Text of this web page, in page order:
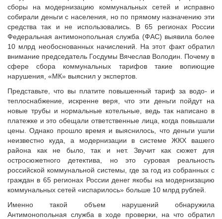
Конкурсы Совета
Семинары Совета
Издания Совета
Вопрос-ответ
ОКМО
Информационный бюллетень МСУ
НАСЕЛЕНИЕ И МСУ
ТОС
Лучшие практики ТОС
Исполнительная дирекция
Ревизионная комиссия
Палаты Совета
Комитеты Совета
Правление Совета
Обработка персональных данных
Партнеры Совета
Полезные ссылки
Инвестиционные порталы муниципальных образований
Контактная информация
НОВОСТИ
СМИ о нас
МЕТОДИЧЕСКИЙ РАЗДЕЛ
Опыт регионов
Методические материалы
Опыт муниципалитетов
сборы на модернизацию коммунальных сетей и исправно
собирали деньги с населения, но по прямому назначению эти
средства так и не использовались. В 65 регионах России
Федеральная антимонопольная служба (ФАС) выявила более
10 млрд необоснованных начислений. На этот факт обратил
внимание председатель Госдумы Вячеслав Володин. Почему в
сфере сбора коммунальных тарифов такие вопиющие
нарушения, «МК» выяснил у экспертов.
Представьте, что вы платите повышенный тариф за водо- и
теплоснабжение, искренне веря, что эти деньги пойдут на
новые трубы и нормальные котельные, ведь так написано в
платежке и это обещали ответственные лица, когда повышали
цены. Однако прошло время и выяснилось, что деньги ушли
неизвестно куда, а модернизации в системе ЖКХ вашего
района как не было, так и нет. Звучит как сюжет для
остросюжетного детектива, но это суровая реальность
российской коммунальной системы, где за год из собранных с
граждан в 65 регионах России денег якобы на модернизацию
коммунальных сетей «испарилось» больше 10 млрд рублей.
Именно такой объем нарушений обнаружила
Антимонопольная служба в ходе проверки, на что обратил